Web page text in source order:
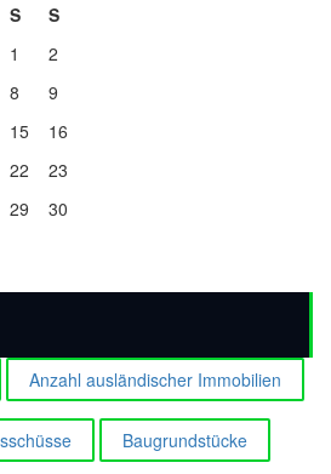
S
S
1
2
8
9
15
16
22
23
29
30
Anzahl ausländischer Immobilien
Baugrundstücke